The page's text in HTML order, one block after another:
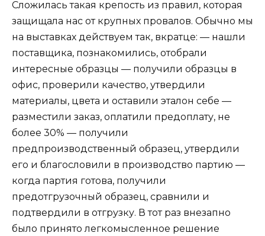
Сложилась такая крепость из правил, которая
защищала нас от крупных провалов. Обычно мы
на выставках действуем так, вкратце: — нашли
поставщика, познакомились, отобрали
интересные образцы — получили образцы в
офис, проверили качество, утвердили
материалы, цвета и оставили эталон себе —
разместили заказ, оплатили предоплату, не
более 30% — получили
предпроизводственный образец, утвердили
его и благословили в производство партию —
когда партия готова, получили
предотгрузочный образец, сравнили и
подтвердили в отгрузку. В тот раз внезапно
было принято легкомысленное решение